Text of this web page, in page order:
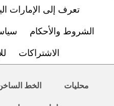
تعرف إلى الإمارات
الشروط والأحكام
الاشتراكات
محليات الخط